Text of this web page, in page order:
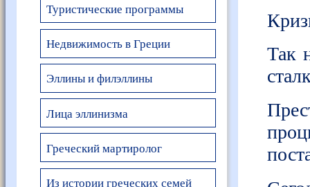
Туристические программы
Недвижимость в Греции
Эллины и филэллины
Лица эллинизма
Греческий мартиролог
Из истории греческих семей
Так